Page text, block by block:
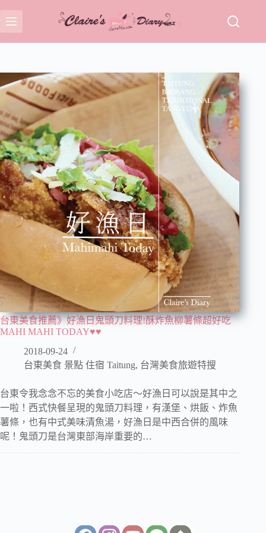
至
主
台東美食推薦》好漁日鬼頭刀料理!酥炸魚柳薯條超好吃
MAHI MAHI TODAY♥♥
2018-09-24
台東美食 景點 住宿 Taitung, 台灣美食旅遊特搜
台東令我念念不忘的美食小吃店～好漁日可以說是其中之
一啦！西式快餐呈現的鬼頭刀料理，有漢堡、烘飯、炸魚
薯條，也有中式美味清魚湯，好漁日是中西合併的風味
呢！鬼頭刀是台灣東部海岸重要的…